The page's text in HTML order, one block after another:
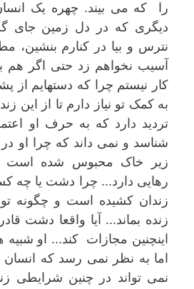
را که می بیند. چهره یک انسان
دیگری که در دل زمین جای
نترس و بیا در کنارم بنشین،
آسیب نخواهم زد حتی اگر هم
کار نیستم چرا که دستهایم از
به کمک تو نیاز دارم تا از این
تردید دارد که به حرف او
شناسد و نمی داند که چرا او در
زیر خاک محبوس شده است و
رهایی دارد... چرا دشت یا چه کسی
زندان کشیده است و چگونه
زنده بماند... آیا واقعا دشت
اینچنین مجازات کند... او شبیه
اما به نظر نمی رسد که انسان
نمی تواند در چنین شرایطی زنده